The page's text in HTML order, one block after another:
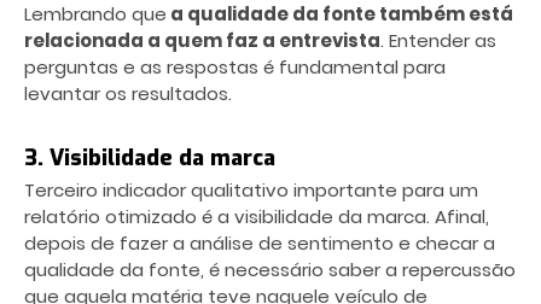
Lembrando que a qualidade da fonte também está
relacionada a quem faz a entrevista. Entender as
perguntas e as respostas é fundamental para
levantar os resultados.
3. Visibilidade da marca
Terceiro indicador qualitativo importante para um
relatório otimizado é a visibilidade da marca. Afinal,
depois de fazer a análise de sentimento e checar a
qualidade da fonte, é necessário saber a repercussão
que aquela matéria teve naquele veículo de